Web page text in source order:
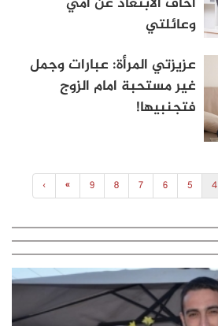
وعائلتي
عزيزتي المرأة: عبارات وجمل
غير مستحبة امام الزوج
فتجنبيها!
4
5
6
7
8
9
»